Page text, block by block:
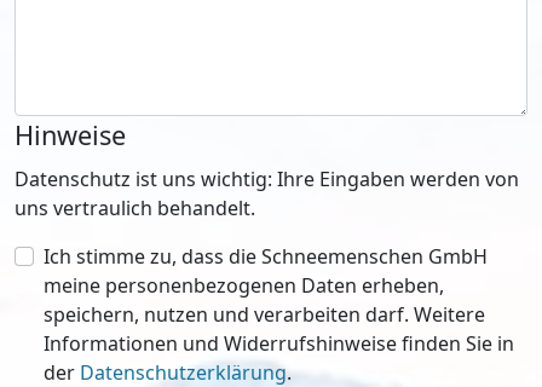
Hinweise
Datenschutz ist uns wichtig: Ihre Eingaben werden von
uns vertraulich behandelt.
Ich stimme zu, dass die Schneemenschen GmbH
meine personenbezogenen Daten erheben,
speichern, nutzen und verarbeiten darf. Weitere
Informationen und Widerrufshinweise finden Sie in
der Datenschutzerklärung.